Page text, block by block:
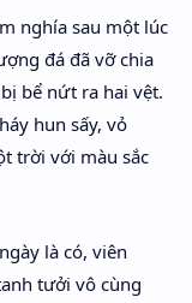
nghía sau một lúc
đá đã vỡ chia
bể nứt ra hai vệt.
hun sấy, vỏ
trời với màu sắc
là có, viên
tưởi vô cùng